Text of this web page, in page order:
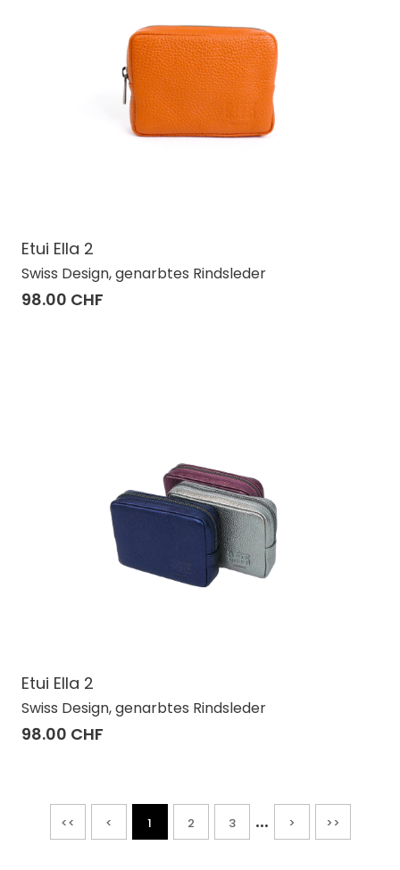
Etui Ella 2
Swiss Design, genarbtes Rindsleder
98.00 CHF
Etui Ella 2
Swiss Design, genarbtes Rindsleder
98.00 CHF
<< < 1 2 3 ... > >>